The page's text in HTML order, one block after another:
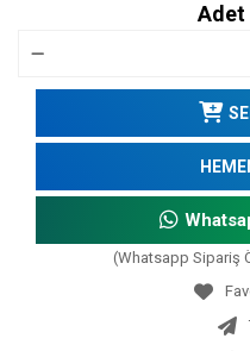
Adet
(Whatsapp Sipariş